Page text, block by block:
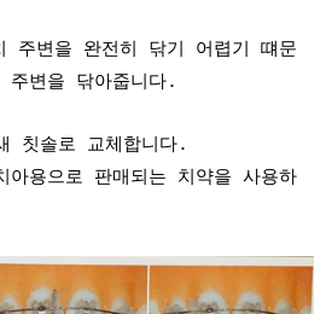
주변을 완전히 닦기 어렵기 떄문
주변을 닦아줍니다.
칫솔로 교체합니다.
아용으로 판매되는 치약을 사용하